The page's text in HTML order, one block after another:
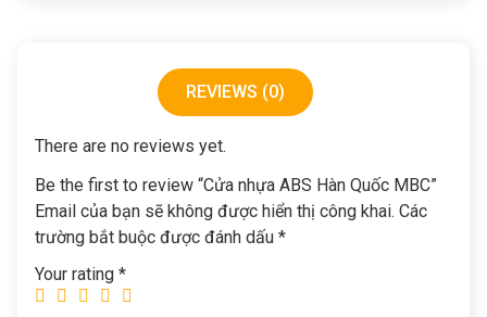
REVIEWS (0)
There are no reviews yet.
Be the first to review “Cửa nhựa ABS Hàn Quốc MBC”
Email của bạn sẽ không được hiển thị công khai. Các
trường bắt buộc được đánh dấu *
Your rating *